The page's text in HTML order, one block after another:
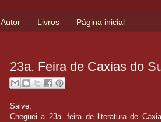
Autor Livros Página inicial
23a. Feira de Caxias do
Salve,
Cheguei a 23a. feira de literatura de